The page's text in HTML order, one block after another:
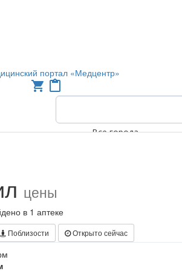
shopping_cart content_paste
Все города
цены
в 1 аптеке
Поблизости Открыто сейчас